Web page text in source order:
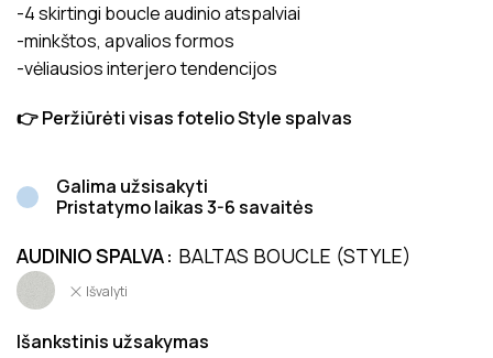
-4 skirtingi boucle audinio atspalviai
-minkštos, apvalios formos
-vėliausios interjero tendencijos
👉 Peržiūrėti visas fotelio Style spalvas
Galima užsisakyti
Pristatymo laikas 3-6 savaitės
AUDINIO SPALVA BALTAS BOUCLE (STYLE)
Išvalyti
Išankstinis užsakymas